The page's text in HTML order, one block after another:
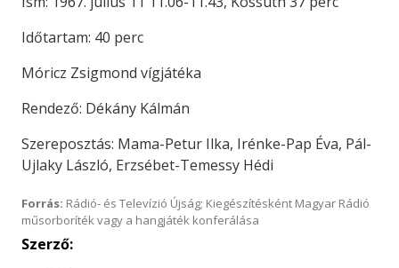
Időtartam: 40 perc
Móricz Zsigmond vígjátéka
Rendező: Dékány Kálmán
Szereposztás: Mama-Petur Ilka, Irénke-Pap Éva, Pál-
Ujlaky László, Erzsébet-Temessy Hédi
Forrás: Rádió- és Televízió Újság; Kiegészítésként Magyar Rádió
műsorboríték vagy a hangjáték konferálása
Szerző: